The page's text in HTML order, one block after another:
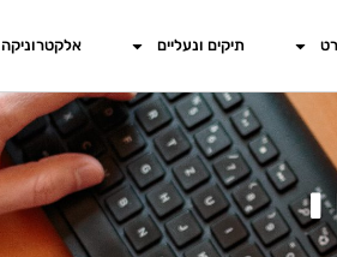
תיקים ונעליים אלקטרוניקה